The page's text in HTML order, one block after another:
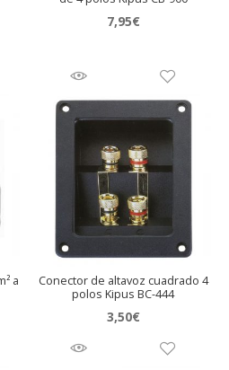
7,95€
a
Conector de altavoz cuadrado 4
polos Kipus BC-444
3,50€